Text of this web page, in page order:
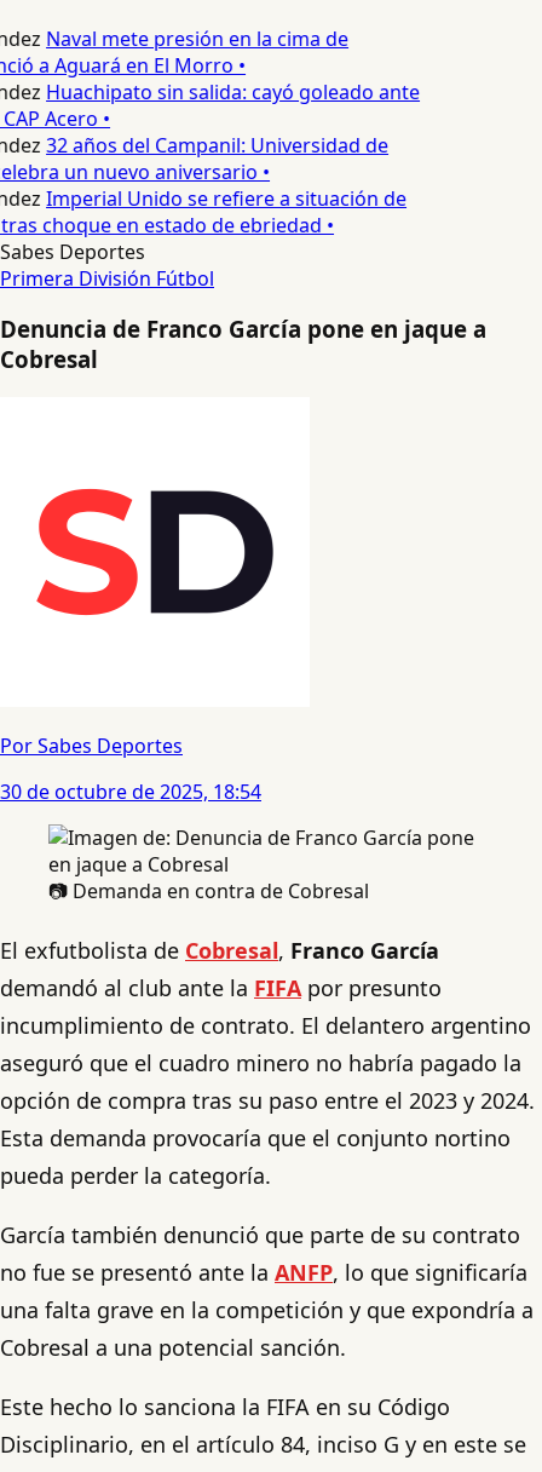
Naval mete presión en la cima de
a Aguará en El Morro •
Huachipato sin salida: cayó goleado ante
Acero •
32 años del Campanil: Universidad de
un nuevo aniversario •
Imperial Unido se refiere a situación de
choque en estado de ebriedad •
Sabes Deportes
Primera División Fútbol
Denuncia de Franco García pone en jaque a
Cobresal
Por Sabes Deportes
30 de octubre de 2025, 18:54
📷 Demanda en contra de Cobresal
El exfutbolista de Cobresal, Franco García
demandó al club ante la FIFA por presunto
incumplimiento de contrato. El delantero argentino
aseguró que el cuadro minero no habría pagado la
opción de compra tras su paso entre el 2023 y 2024.
Esta demanda provocaría que el conjunto nortino
pueda perder la categoría.
García también denunció que parte de su contrato
no fue se presentó ante la ANFP, lo que significaría
una falta grave en la competición y que expondría a
Cobresal a una potencial sanción.
Este hecho lo sanciona la FIFA en su Código
Disciplinario, en el artículo 84, inciso G y en este se